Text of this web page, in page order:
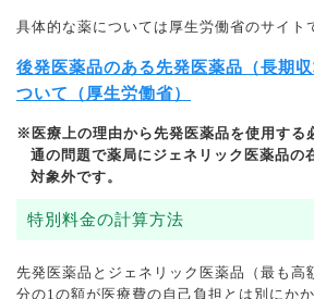
具体的な薬については厚生労働省のサイト
後発医薬品のある先発医薬品（長期
ついて（厚生労働省）
※医療上の理由から先発医薬品を使用する
通の問題で薬局にジェネリック医薬品の
対象外です。
特別料金の計算方法
先発医薬品とジェネリック医薬品（最も高
分の1の額が医療費の自己負担とは別にか